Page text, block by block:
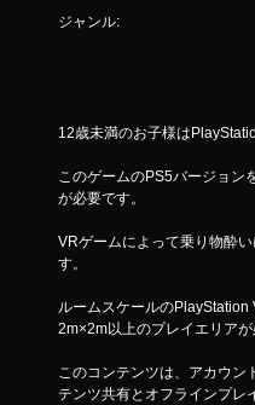
ジャンル:
12歳未満のお子様は
このゲームのPS5バージョン
が必要です。
VRゲームによって乗り物酔
す。
ルームスケールのPlayStation
2m×2m以上のプレイエリアが
このコンテンツは、アカウン
テンツ共有とオフラインプレ